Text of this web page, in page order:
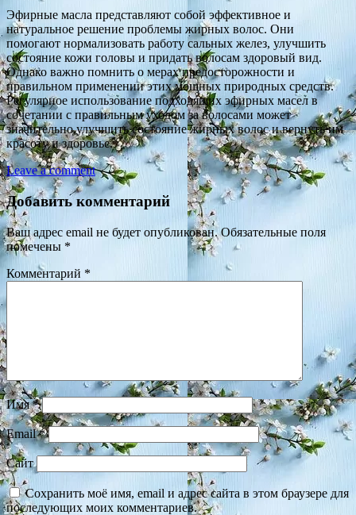
Эфирные масла представляют собой эффективное и
натуральное решение проблемы жирных волос. Они
помогают нормализовать работу сальных желез, улучшить
состояние кожи головы и придать волосам здоровый вид.
Однако важно помнить о мерах предосторожности и
правильном применении этих мощных природных средств.
Регулярное использование подходящих эфирных масел в
сочетании с правильным уходом за волосами может
значительно улучшить состояние жирных волос и вернуть им
красоту и здоровье.
Leave a comment
Добавить комментарий
Ваш адрес email не будет опубликован. Обязательные поля
помечены *
Комментарий *
Имя*
Email*
Сайт
Сохранить моё имя, email и адрес сайта в этом браузере для
последующих моих комментариев.